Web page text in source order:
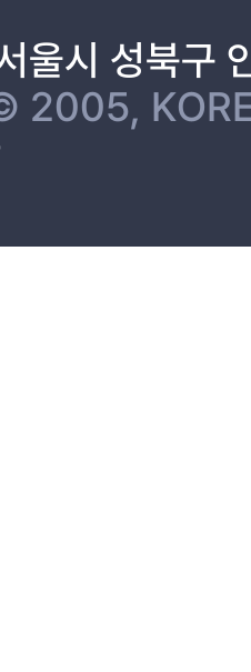
시 성북구